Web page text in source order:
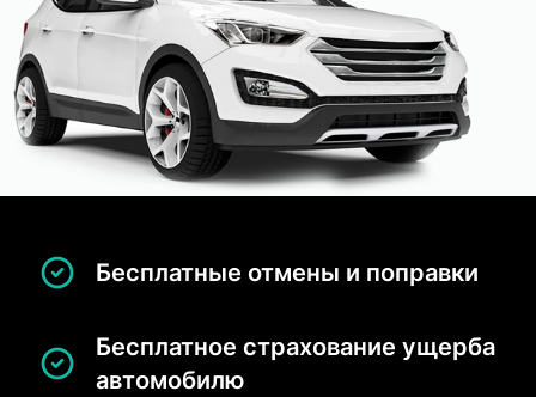
Бесплатные отмены и поправки
Бесплатное страхование ущерба
автомобилю